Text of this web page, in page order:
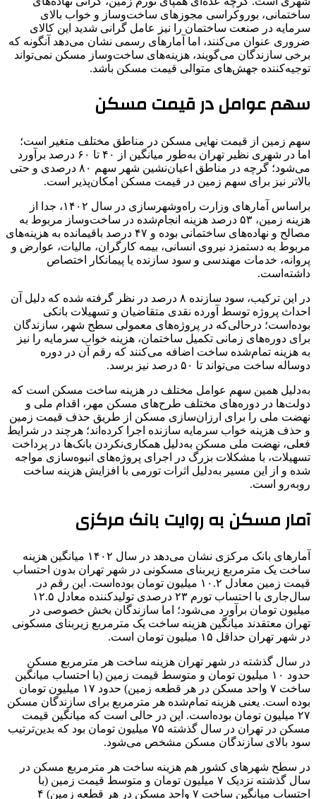
ساختمانی، بوروکراسی مجوزهای ساخت‌وساز و خواب بالای
سرمایه در صنعت ساختمان را نیز عامل گرانی شدید این کالای
ضروری عنوان می‌کنند، اما آمارهای رسمی نشان می‌دهد آنگونه که
برخی سازندگان می‌گویند، هزینه‌های ساخت‌وساز مسکن نمی‌تواند
توجیه‌کننده جهش‌های متوالی قیمت مسکن باشد.
سهم عوامل در قیمت مسکن
سهم زمین از قیمت نهایی مسکن در مناطق مختلف متغیر است؛
اما در شهری نظیر تهران به‌طور میانگین از ۴۰ تا ۶۰ درصد برآورد
می‌شود؛ گرچه در مناطق اعیان‌نشین شهر سهم ۸۰ درصدی و حتی
بالاتر نیز برای سهم زمین در قیمت مسکن امکان‌پذیر است.
براساس آمارهای وزارت راه‌وشهرسازی در سال ۱۴۰۲، جدا از
هزینه زمین، ۵۳ درصد هزینه انجام‌شده در ساخت‌وساز مربوط به
مصالح و نهاده‌های ساختمانی بوده و ۴۷ درصد باقیمانده به هزینه‌های
مربوط به دستمزد نیروی انسانی، بیمه کارگران، مالیات، عوارض و
پروانه، خدمات مهندسی و سود سازنده یا پیمانکار اختصاص
داشته‌است.
در این ترکیب، سود سازنده ۸ درصد در نظر گرفته شده که دلیل آن
احداث پروژه توسط آورده نقدی متقاضیان و تسهیلات بانکی
بوده‌است؛ درحالی‌که در پروژه‌های معمولی سطح شهر، سازندگان
برای دوره‌های زمانی تکمیل ساختمان، هزینه خواب سرمایه را نیز
به هزینه تمام‌شده ساخت اضافه می‌کنند که رقم آن در دوره
دوساله ساخت می‌تواند تا ۵۰ درصد نیز برسد.
به‌دلیل همین سهم عوامل مختلف در هزینه ساخت مسکن است که
دولت‌ها در دوره‌های مختلف طرح‌های مسکن مهر، اقدام ملی و
نهضت ملی را برای ارزان‌سازی مسکن از طریق حذف قیمت زمین
و حذف هزینه خواب سرمایه سازنده اجرا کرده‌اند؛ هرچند در شرایط
فعلی، نهضت ملی مسکن به‌دلیل همکاری‌نکردن بانک‌ها در پرداخت
تسهیلات، با مشکلات بزرگ در اجرای پروژه‌های انبوه‌سازی مواجه
شده و از این مسیر به‌دلیل اثرات تورمی با افزایش هزینه ساخت
روبه‌رو است.
آمار مسکن به روایت بانک مرکزی
آمارهای بانک مرکزی نشان می‌دهد در سال ۱۴۰۲ میانگین هزینه
ساخت یک مترمربع زیربنای مسکونی در شهر تهران بدون احتساب
قیمت زمین معادل ۱۰.۲ میلیون تومان بوده‌است. این رقم در
سال‌جاری با احتساب تورم ۲۳ درصدی تولیدکننده معادل ۱۲.۵
میلیون تومان برآورد می‌شود؛ اما سازندگان بخش خصوصی در
تهران معتقدند میانگین هزینه ساخت یک مترمربع زیربنای مسکونی
در شهر تهران حداقل ۱۵ میلیون تومان است.
در سال گذشته در شهر تهران هزینه ساخت هر مترمربع مسکن
حدود ۱۰ میلیون تومان و متوسط قیمت زمین (با احتساب میانگین
ساخت ۷ واحد مسکن در هر قطعه زمین) حدود ۱۷ میلیون تومان
بوده است. یعنی هزینه تمام‌شده هر مترمربع برای سازندگان مسکن
۲۷ میلیون تومان بوده‌است. این در حالی است که میانگین قیمت
مسکن در تهران در سال گذشته ۷۵ میلیون تومان بود که بدین‌ترتیب
سود بالای سازندگان مسکن مشخص می‌شود.
در سطح شهرهای کشور هم هزینه ساخت هر مترمربع مسکن در
سال گذشته نزدیک ۷ میلیون تومان و متوسط قیمت زمین (با
احتساب میانگین ساخت ۷ واحد مسکن در هر قطعه زمین) ۴